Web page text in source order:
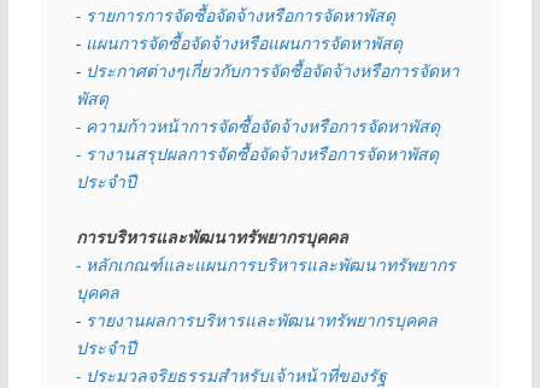
- รายการการจัดซื้อจัดจ้างหรือการจัดหาพัสดุ
- แผนการจัดซื้อจัดจ้างหรือแผนการจัดหาพัสดุ
- ประกาศต่างๆเกี่ยวกับการจัดซื้อจัดจ้างหรือการจัดหา
พัสดุ
- ความก้าวหน้าการจัดซื้อจัดจ้างหรือการจัดหาพัสดุ
- รางานสรุปผลการจัดซื้อจัดจ้างหรือการจัดหาพัสดุ
ประจำปี
การบริหารและพัฒนาทรัพยากรบุคคล
- หลักเกณฑ์และแผนการบริหารและพัฒนาทรัพยากร
บุคคล
- รายงานผลการบริหารและพัฒนาทรัพยากรบุคคล
ประจำปี
- ประมวลจริยธรรมสำหรับเจ้าหน้าที่ของรัฐ